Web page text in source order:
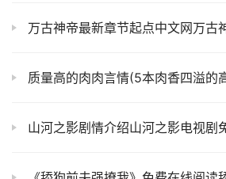
万古神帝最新章节起点中文网万古
质量高的肉肉言情(5本肉香四溢的
山河之影剧情介绍山河之影电视剧